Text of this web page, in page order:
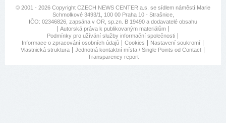
© 2001 - 2026 Copyright CZECH NEWS CENTER a.s. se sídlem náměstí Marie
Schmolkové 3493/1, 100 00 Praha 10 - Strašnice,
IČO: 02346826, zapsána v OR, sp.zn. B 19490 a dodavatelé obsahu
Autorská práva k publikovaným materiálům
Podmínky pro užívání služby informační společnosti
Informace o zpracování osobních údajů
Cookies
Nastavení soukromí
Vlastnická struktura
Jednotná kontaktní místa / Single Points od Contact
Transparency report